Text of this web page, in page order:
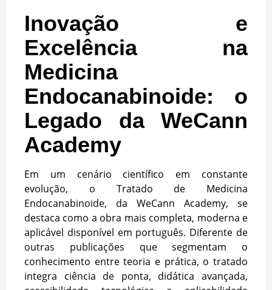
Inovação e
Excelência na
Medicina
Endocanabinoide: o
Legado da WeCann
Academy
Em um cenário científico em constante
evolução, o Tratado de Medicina
Endocanabinoide, da WeCann Academy, se
destaca como a obra mais completa, moderna e
aplicável disponível em português. Diferente de
outras publicações que segmentam o
conhecimento entre teoria e prática, o tratado
integra ciência de ponta, didática avançada,